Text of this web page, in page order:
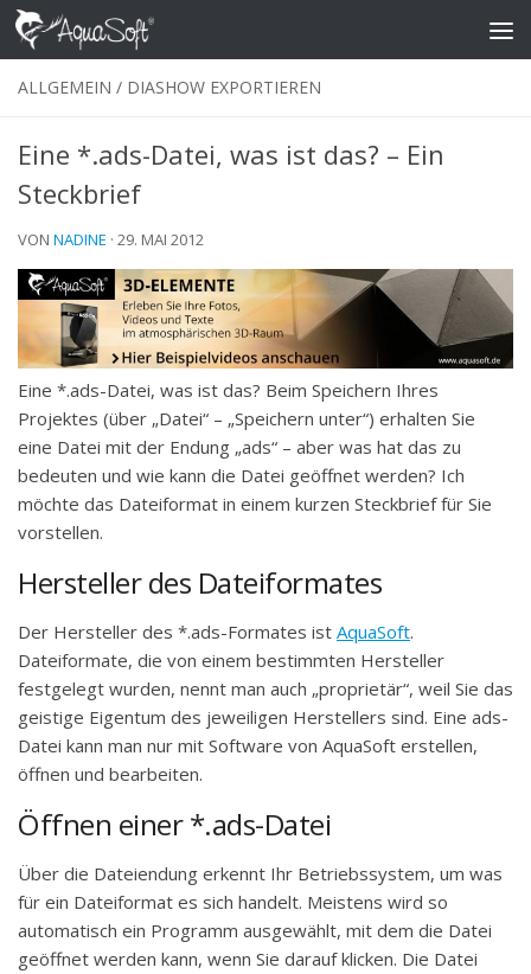
Skip to content
ALLGEMEIN / DIASHOW EXPORTIEREN
Eine *.ads-Datei, was ist das? – Ein
Steckbrief
VON NADINE · 29. MAI 2012
Eine *.ads-Datei, was ist das? Beim Speichern Ihres
Projektes (über „Datei“ – „Speichern unter“) erhalten Sie
eine Datei mit der Endung „ads“ – aber was hat das zu
bedeuten und wie kann die Datei geöffnet werden? Ich
möchte das Dateiformat in einem kurzen Steckbrief für Sie
vorstellen.
Hersteller des Dateiformates
Der Hersteller des *.ads-Formates ist AquaSoft.
Dateiformate, die von einem bestimmten Hersteller
festgelegt wurden, nennt man auch „proprietär“, weil Sie das
geistige Eigentum des jeweiligen Herstellers sind. Eine ads-
Datei kann man nur mit Software von AquaSoft erstellen,
öffnen und bearbeiten.
Öffnen einer *.ads-Datei
Über die Dateiendung erkennt Ihr Betriebssystem, um was
für ein Dateiformat es sich handelt. Meistens wird so
automatisch ein Programm ausgewählt, mit dem die Datei
geöffnet werden kann, wenn Sie darauf klicken. Die Datei